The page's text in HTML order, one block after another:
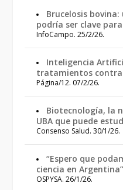
Brucelosis
podría ser clave
InfoCampo. 25/2/26.
Inteligencia
tratamientos contra
Página/12. 07/2/26.
Biotecnología, la
UBA que puede
Consenso Salud. 30/1/26.
“Espero que
ciencia en Argentina”
OSPYSA. 26/1/26.